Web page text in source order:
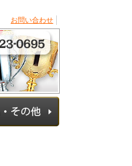
お問い合わせ